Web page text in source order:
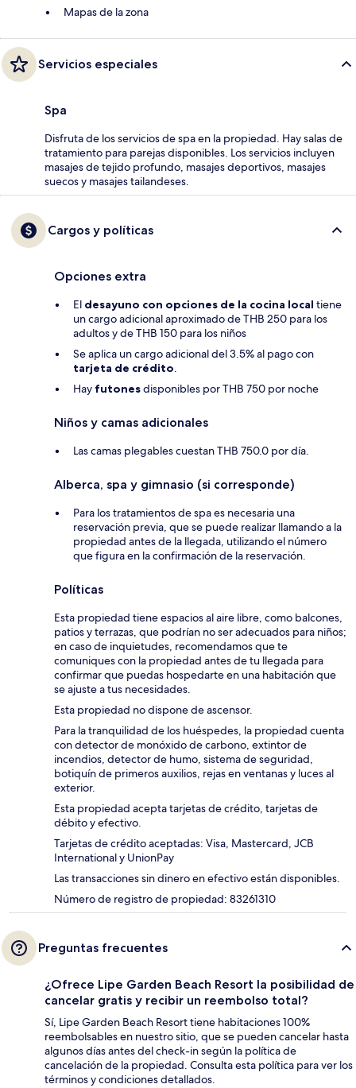
Mapas de la zona
Servicios especiales
Spa
Disfruta de los servicios de spa en la propiedad. Hay salas de
tratamiento para parejas disponibles. Los servicios incluyen
masajes de tejido profundo, masajes deportivos, masajes
suecos y masajes tailandeses.
Cargos y políticas
Opciones extra
El desayuno con opciones de la cocina local tiene
un cargo adicional aproximado de THB 250 para los
adultos y de THB 150 para los niños
Se aplica un cargo adicional del 3.5% al pago con
tarjeta de crédito.
Hay futonesdisponibles por THB 750 por noche
Niños y camas adicionales
Las camas plegables cuestan THB 750.0 por día.
Alberca, spa y gimnasio (si corresponde)
Para los tratamientos de spa es necesaria una
reservación previa, que se puede realizar llamando a la
propiedad antes de la llegada, utilizando el número
que figura en la confirmación de la reservación.
Políticas
Esta propiedad tiene espacios al aire libre, como balcones,
patios y terrazas, que podrían no ser adecuados para niños;
en caso de inquietudes, recomendamos que te
comuniques con la propiedad antes de tu llegada para
confirmar que puedas hospedarte en una habitación que
se ajuste a tus necesidades.
Esta propiedad no dispone de ascensor.
Para la tranquilidad de los huéspedes, la propiedad cuenta
con detector de monóxido de carbono, extintor de
incendios, detector de humo, sistema de seguridad,
botiquín de primeros auxilios, rejas en ventanas y luces al
exterior.
Esta propiedad acepta tarjetas de crédito, tarjetas de
débito y efectivo.
Tarjetas de crédito aceptadas: Visa, Mastercard, JCB
International y UnionPay
Las transacciones sin dinero en efectivo están disponibles.
Número de registro de propiedad: 83261310
Preguntas frecuentes
¿Ofrece Lipe Garden Beach Resort la posibilidad de
cancelar gratis y recibir un reembolso total?
Sí, Lipe Garden Beach Resort tiene habitaciones 100%
reembolsables en nuestro sitio, que se pueden cancelar hasta
algunos días antes del check-in según la política de
cancelación de la propiedad. Consulta esta política para ver los
términos y condiciones detallados.